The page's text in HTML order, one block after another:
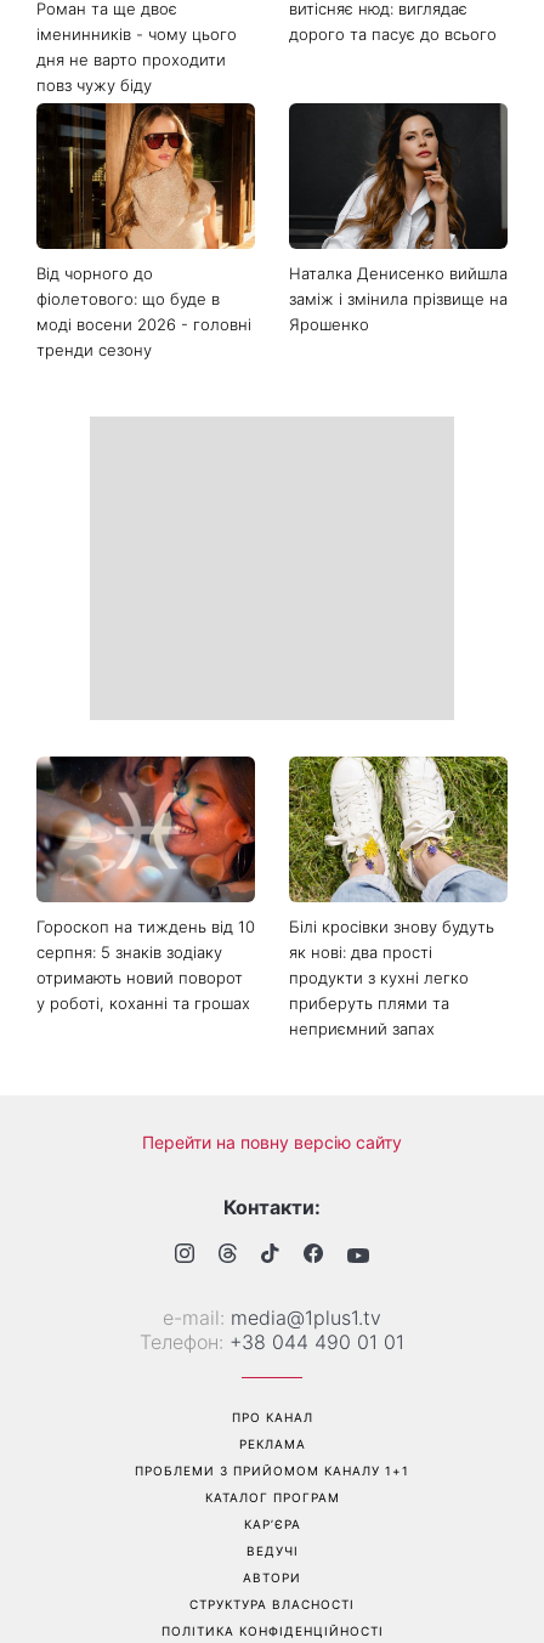
Роман та ще двоє
іменинників - чому цього
дня не варто проходити
повз чужу біду
витісняє нюд: виглядає
дорого та пасує до всього
Від чорного до
фіолетового: що буде в
моді восени 2026 - головні
тренди сезону
Наталка Денисенко вийшла
заміж і змінила прізвище на
Ярошенко
Гороскоп на тиждень від 10
серпня: 5 знаків зодіаку
отримають новий поворот
у роботі, коханні та грошах
Білі кросівки знову будуть
як нові: два прості
продукти з кухні легко
приберуть плями та
неприємний запах
Перейти на повну версію сайту
Контакти:
е-mail: media@1plus1.tv
Телефон: +38 044 490 01 01
ПРО КАНАЛ
РЕКЛАМА
ПРОБЛЕМИ З ПРИЙОМОМ КАНАЛУ 1+1
КАТАЛОГ ПРОГРАМ
КАР’ЄРА
ВЕДУЧІ
АВТОРИ
СТРУКТУРА ВЛАСНОСТІ
ПОЛІТИКА КОНФІДЕНЦІЙНОСТІ